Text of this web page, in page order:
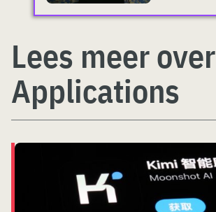
Lees meer over
Applications